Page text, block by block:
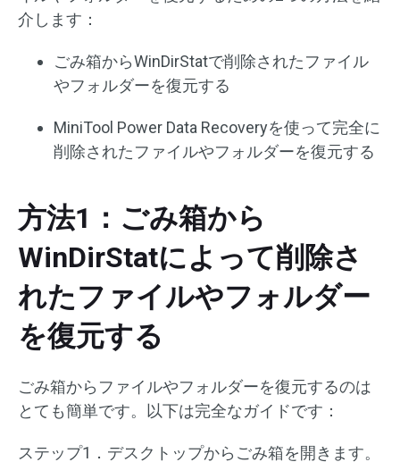
介します：
ごみ箱からWinDirStatで削除されたファイル
やフォルダーを復元する
MiniTool Power Data Recoveryを使って完全に
削除されたファイルやフォルダーを復元する
方法1：ごみ箱から
WinDirStatによって削除さ
れたファイルやフォルダー
を復元する
ごみ箱からファイルやフォルダーを復元するのは
とても簡単です。以下は完全なガイドです：
ステップ1．デスクトップからごみ箱を開きます。